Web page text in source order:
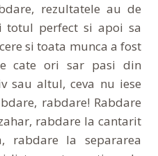
rezultatele au de
totul perfect si apoi sa
si toata munca a fost
cate ori sar pasi din
sau altul, ceva nu iese
rabdare! Rabdare
rabdare la cantarit
rabdare la separarea